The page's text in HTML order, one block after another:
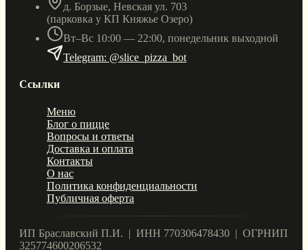
д. Борзые, Невская ул. 703
(парковка у КП Княжье Озеро)
Вт–Вс 10:00 — 22:00, понедельник выходной
Telegram: @slice_pizza_bot
Ссылки
Меню
Блог о пицце
Вопросы и ответы
Доставка и оплата
Контакты
О нас
Политика конфиденциальности
Публичная оферта
ИП Браславский П.И. | ИНН 770306478430 | ОГРНИП
325774600206532